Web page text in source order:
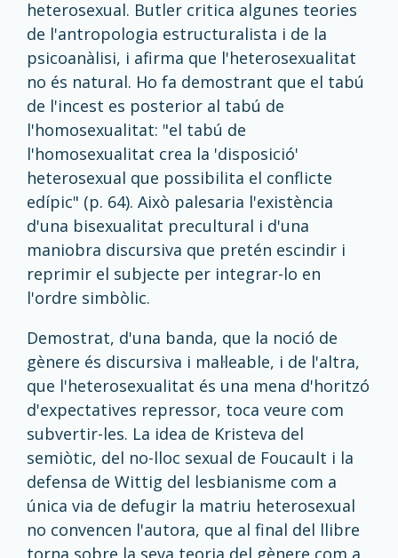
heterosexual. Butler critica algunes teories
de l'antropologia estructuralista i de la
psicoanàlisi, i afirma que l'heterosexualitat
no és natural. Ho fa demostrant que el tabú
de l'incest es posterior al tabú de
l'homosexualitat: "el tabú de
l'homosexualitat crea la 'disposició'
heterosexual que possibilita el conflicte
edípic" (p. 64). Això palesaria l'existència
d'una bisexualitat precultural i d'una
maniobra discursiva que pretén escindir i
reprimir el subjecte per integrar-lo en
l'ordre simbòlic.
Demostrat, d'una banda, que la noció de
gènere és discursiva i mal·leable, i de l'altra,
que l'heterosexualitat és una mena d'horitzó
d'expectatives repressor, toca veure com
subvertir-les. La idea de Kristeva del
semiòtic, del no-lloc sexual de Foucault i la
defensa de Wittig del lesbianisme com a
única via de defugir la matriu heterosexual
no convencen l'autora, que al final del llibre
torna sobre la seva teoria del gènere com a